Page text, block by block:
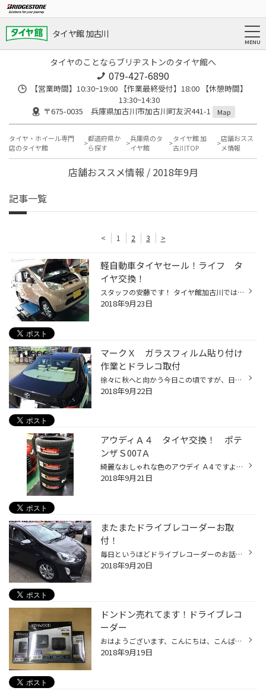
タイヤ館 加古川
タイヤのことならブリヂストンのタイヤ館へ
079-427-6890
【営業時間】10:30~19:00 【作業最終受付】18:00 【休憩時間】
13:30~14:30
〒675-0035 兵庫県加古川市加古川町友沢441-1
Map
タイヤ・ホイール専門
店のタイヤ館
都道府県か
ら探す
兵庫県のタ
イヤ館
タイヤ館 加
古川TOP
店舗おスス
メ情報
店舗おススメ情報 / 2018年9月
記事一覧
< 1 2 3 >
軽自動車タイヤセール！ライフ タ
イヤ交換！
スタッフの安藤です！ タイヤ館加古川では ☆決算・大商談会☆と 軽自動車タイヤセールを ダブルで開催中！ そんな本日の日記は ホンダ ライフのタイヤ交換です！ お取付させていただくタイヤは 『ネクストリー タイプＬ』 ブリヂストンのお手頃ベーシックタイヤである『ネクストリー』の 1.2倍ロング...
2018年9月23日
マークＸ ガラスフィルム貼り付け
作業とドラレコ取付
徐々に秋へと向かう今日この頃ですが、日差しはまだまだ・・・・・ という事で、フィルムを張り付け施工作業になります！ 当店では、軽自動車からミニバン・輸入車にもフィルム貼り付け作業を実施しております。 （指定取引業者への作業依頼となります） また、フィルム作業後にドライブレコーダー...
2018年9月22日
アウディＡ４ タイヤ交換！ ポテ
ンザＳ007Ａ
綺麗なおしゃれな色のアウデイ Ａ4 ですよね～～ヽ(^o^)丿 純正タイヤからのタイヤ交換でのご相談でのご来店でした。 現状のタイヤからいろいろ想定してお客様といろいろ悩んでアドバイスさせて頂いた結果 ポテンザＳ007Ａの装着に決定して頂きました！！ 在庫も常時あるタイヤサイズでしたので、即...
2018年9月21日
またまたドライブレコーダーお取
付！
毎日というほどドライブレコーダーのお話を頂いている次第ですm(__)m 本当にありがとうございます。 トヨタ アクア 前後タイプのドライブレコーダー取付作業で。 コムテック製 ＺＤＲ-015 になります！ 在庫も常時ありますのぜひぜひご来店ご購入お待ちしておりますm(__)m
2018年9月20日
ドンドン売れてます！ドライブレコ
ーダー
おはようございます、こんにちは、こんばんは主任のタキです。 いつもタイヤ館ＷＥＢをご覧いただきましてありがとうございますm(__)m さて、本日はドライブレコーダーのご紹介です。 こちらの商品、『今が旬』です☆ 中でもお手頃に付けれるのがこちらの商品 ↓↓↓↓↓↓↓↓↓↓↓↓↓↓↓↓↓↓↓↓↓↓↓↓↓↓↓↓ ケンウッ...
2018年9月19日